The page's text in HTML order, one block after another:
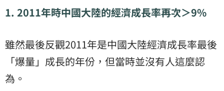
1. 2011年時中國大陸的經濟成長率再次＞9%
雖然最後反觀2011年是中國大陸經濟成長率最後
「爆量」成長的年份，但當時並沒有人這麼認
為。